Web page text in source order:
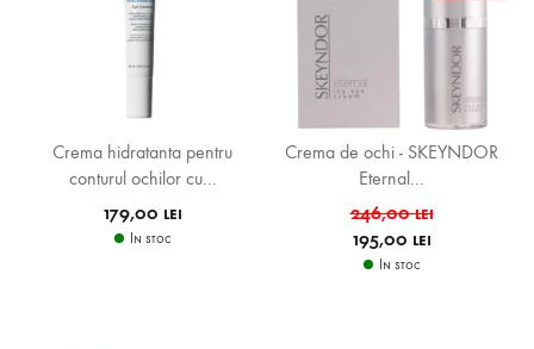
Crema hidratanta pentru
conturul ochilor cu...
179,00 lei
In stoc
Crema de ochi - SKEYNDOR
Eternal...
246,00 lei
195,00 lei
In stoc